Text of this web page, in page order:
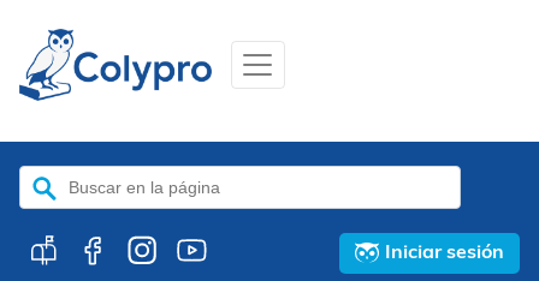
Buscar:
Iniciar sesión